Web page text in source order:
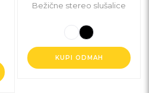
Bežične stereo slušalice
KUPI ODMAH